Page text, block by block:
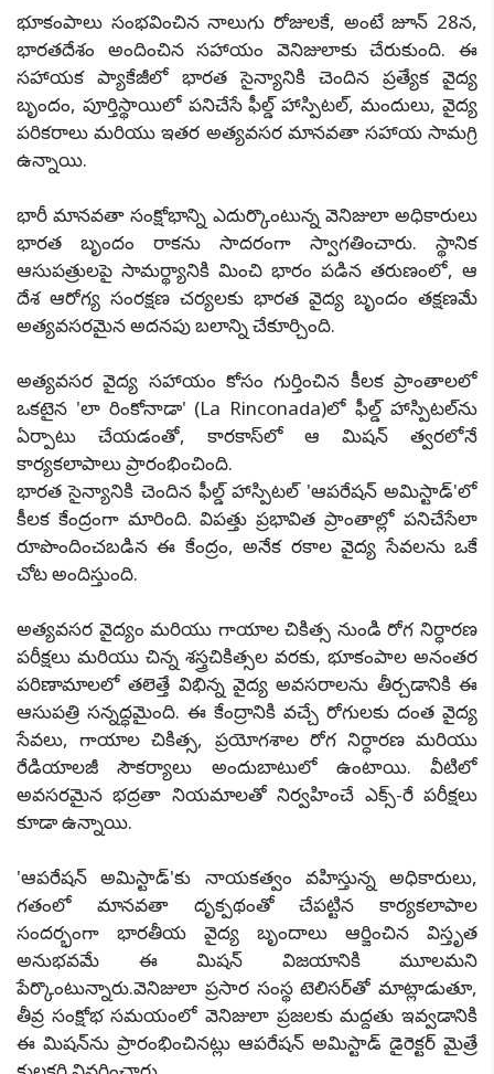
భూకంపాలు సంభవించిన నాలుగు రోజులకే, అంటే జూన్ 28న,
భారతదేశం అందించిన సహాయం వెనిజులాకు చేరుకుంది. ఈ
సహాయక ప్యాకేజీలో భారత సైన్యానికి చెందిన ప్రత్యేక వైద్య
బృందం, పూర్తిస్థాయిలో పనిచేసే ఫీల్డ్ హాస్పిటల్, మందులు, వైద్య
పరికరాలు మరియు ఇతర అత్యవసర మానవతా సహాయ సామగ్రి
ఉన్నాయి.
భారీ మానవతా సంక్షోభాన్ని ఎదుర్కొంటున్న వెనిజులా అధికారులు
భారత బృందం రాకను సాదరంగా స్వాగతించారు. స్థానిక
ఆసుపత్రులపై సామర్థ్యానికి మించి భారం పడిన తరుణంలో, ఆ
దేశ ఆరోగ్య సంరక్షణ చర్యలకు భారత వైద్య బృందం తక్షణమే
అత్యవసరమైన అదనపు బలాన్ని చేకూర్చింది.
అత్యవసర వైద్య సహాయం కోసం గుర్తించిన కీలక ప్రాంతాలలో
ఒకటైన 'లా రింకోనాడా' (La Rinconada)లో ఫీల్డ్ హాస్పిటల్‌ను
ఏర్పాటు చేయడంతో, కారకాస్‌లో ఆ మిషన్ త్వరలోనే
కార్యకలాపాలు ప్రారంభించింది.
భారత సైన్యానికి చెందిన ఫీల్డ్ హాస్పిటల్ 'ఆపరేషన్ అమిస్టాడ్'లో
కీలక కేంద్రంగా మారింది. విపత్తు ప్రభావిత ప్రాంతాల్లో పనిచేసేలా
రూపొందించబడిన ఈ కేంద్రం, అనేక రకాల వైద్య సేవలను ఒకే
చోట అందిస్తుంది.
అత్యవసర వైద్యం మరియు గాయాల చికిత్స నుండి రోగ నిర్ధారణ
పరీక్షలు మరియు చిన్న శస్త్రచికిత్సల వరకు, భూకంపాల అనంతర
పరిణామాలలో తలెత్తే విభిన్న వైద్య అవసరాలను తీర్చడానికి ఈ
ఆసుపత్రి సన్నద్ధమైంది. ఈ కేంద్రానికి వచ్చే రోగులకు దంత వైద్య
సేవలు, గాయాల చికిత్స, ప్రయోగశాల రోగ నిర్ధారణ మరియు
రేడియాలజీ సౌకర్యాలు అందుబాటులో ఉంటాయి. వీటిలో
అవసరమైన భద్రతా నియమాలతో నిర్వహించే ఎక్స్-రే పరీక్షలు
కూడా ఉన్నాయి.
'ఆపరేషన్ అమిస్టాడ్'కు నాయకత్వం వహిస్తున్న అధికారులు,
గతంలో మానవతా దృక్పథంతో చేపట్టిన కార్యకలాపాల
సందర్భంగా భారతీయ వైద్య బృందాలు ఆర్జించిన విస్తృత
అనుభవమే ఈ మిషన్ విజయానికి మూలమని
పేర్కొంటున్నారు.వెనిజులా ప్రసార సంస్థ టెలిసర్‌తో మాట్లాడుతూ,
తీవ్ర సంక్షోభ సమయంలో వెనిజులా ప్రజలకు మద్దతు ఇవ్వడానికి
ఈ మిషన్‌ను ప్రారంభించినట్లు ఆపరేషన్ అమిస్టాడ్ డైరెక్టర్ మైత్రే